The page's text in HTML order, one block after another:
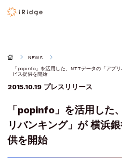
NEWS
「popinfo」を活用した、NTTデータの「アプ
ビス提供を開始
2015.10.19 プレスリリース
「popinfo」を活用した
リバンキング」が 横浜
供を開始